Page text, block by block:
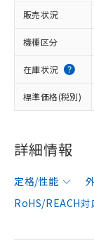
販売状況
機種区分
在庫状況
標準価格(税別)
詳細情報
定格/性能
RoHS/REACH対